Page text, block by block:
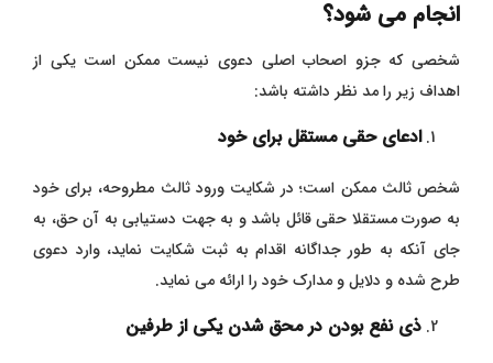
انجام می شود؟
شخصی که جزو اصحاب اصلی دعوی نیست ممکن است یکی از
اهداف زیر را مد نظر داشته باشد:
ادعای حقی مستقل برای خود
شخص ثالث ممکن است؛ در شکایت ورود ثالث مطروحه، برای خود
به صورت مستقلا حقی قائل باشد و به جهت دستیابی به آن حق، به
جای آنکه به طور جداگانه اقدام به ثبت شکایت نماید، وارد دعوی
طرح شده و دلایل و مدارک خود را ارائه می نماید.
ذی نفع بودن در محق شدن یکی از طرفین